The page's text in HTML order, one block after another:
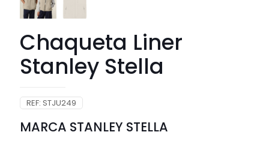
Chaqueta Liner
Stanley Stella
REF: STJU249
MARCA STANLEY STELLA